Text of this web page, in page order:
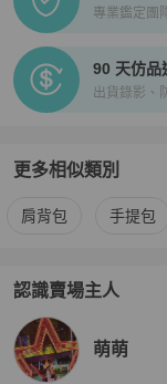
專業鑑定團
90 天仿品
出貨錄影、
更多相似類別
更多Fendi 女包相似
肩背包 手提包
認識賣場主人
PopChill 拍拍圈嚴
萌萌